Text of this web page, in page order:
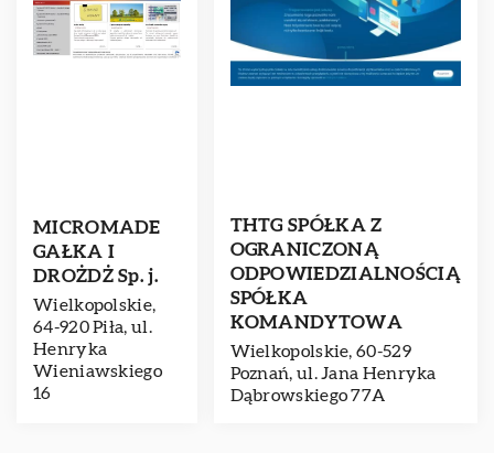
MICROMADE
GAŁKA I
DROŻDŻ Sp. j.
Wielkopolskie,
64-920 Piła, ul.
Henryka
Wieniawskiego
16
THTG SPÓŁKA Z
OGRANICZONĄ
ODPOWIEDZIALNOŚCIĄ
SPÓŁKA
KOMANDYTOWA
Wielkopolskie, 60-529
Poznań, ul. Jana Henryka
Dąbrowskiego 77A